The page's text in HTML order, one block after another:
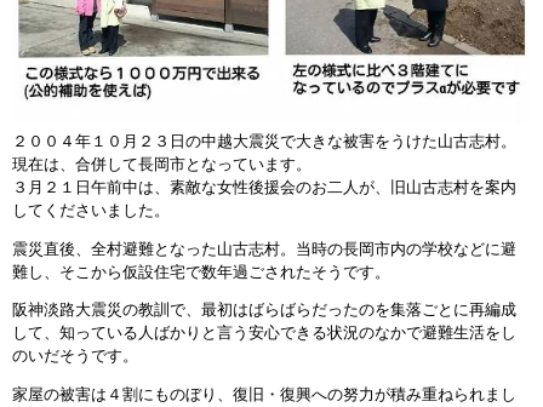
２００４年１０月２３日の中越大震災で大きな被害をうけた山古志村。
現在は、合併して長岡市となっています。
３月２１日午前中は、素敵な女性後援会のお二人が、旧山古志村を案内
してくださいました。
震災直後、全村避難となった山古志村。当時の長岡市内の学校などに避
難し、そこから仮設住宅で数年過ごされたそうです。
阪神淡路大震災の教訓で、最初はばらばらだったのを集落ごとに再編成
して、知っている人ばかりと言う安心できる状況のなかで避難生活をし
のいだそうです。
家屋の被害は４割にものぼり、復旧・復興への努力が積み重ねられまし